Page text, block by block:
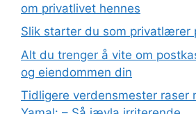
om privatlivet hennes
Slik starter du som privatlærer
Alt du trenger å vite om
og eiendommen din
Tidligere verdensmester raser